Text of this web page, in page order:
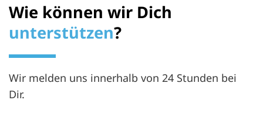
Wie können wir Dich
unterstützen?
Wir melden uns innerhalb von 24 Stunden bei
Dir.